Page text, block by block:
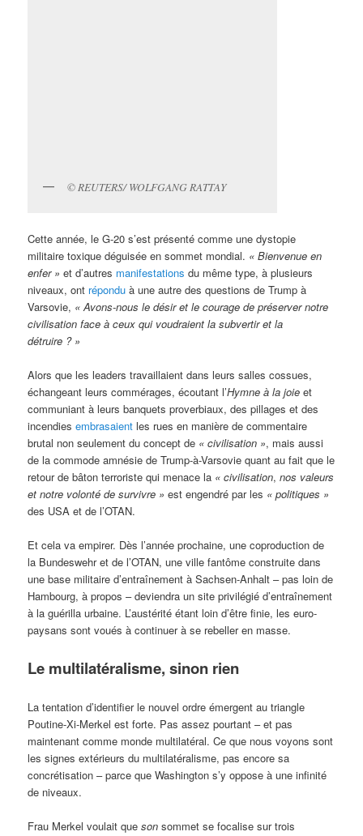
© REUTERS/ WOLFGANG RATTAY
Cette année, le G-20 s’est présenté comme une dystopie
militaire toxique déguisée en sommet mondial. « Bienvenue en
enfer » et d’autres manifestations du même type, à plusieurs
niveaux, ont répondu à une autre des questions de Trump à
Varsovie, « Avons-nous le désir et le courage de préserver notre
civilisation face à ceux qui voudraient la subvertir et la
détruire ? »
Alors que les leaders travaillaient dans leurs salles cossues,
échangeant leurs commérages, écoutant l’Hymne à la joie et
communiant à leurs banquets proverbiaux, des pillages et des
incendiesembrasaient les rues en manière de commentaire
brutal non seulement du concept de « civilisation », mais aussi
de la commode amnésie de Trump-à-Varsovie quant au fait que le
retour de bâton terroriste qui menace la « civilisation,nos valeurs
et notre volonté de survivre » est engendré par les « politiques »
des USA et de l’OTAN.
Et cela va empirer. Dès l’année prochaine, une coproduction de
la Bundeswehr et de l’OTAN, une ville fantôme construite dans
une base militaire d’entraînement à Sachsen-Anhalt – pas loin de
Hambourg, à propos – deviendra un site privilégié d’entraînement
à la guérilla urbaine. L’austérité étant loin d’être finie, les euro-
paysans sont voués à continuer à se rebeller en masse.
Le multilatéralisme, sinon rien
La tentation d’identifier le nouvel ordre émergent au triangle
Poutine-Xi-Merkel est forte. Pas assez pourtant – et pas
maintenant comme monde multilatéral. Ce que nous voyons sont
les signes extérieurs du multilatéralisme, pas encore sa
concrétisation – parce que Washington s’y oppose à une infinité
de niveaux.
Frau Merkel voulait queson sommet se focalise sur trois